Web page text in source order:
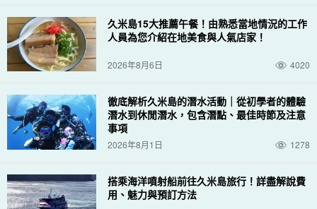
久米島15大推薦午餐！由熟悉當地情況的工作
人員為您介紹在地美食與人氣店家！
2026年8月6日 4020
徹底解析久米島的潛水活動｜從初學者的體驗
潛水到休閒潛水，包含潛點、最佳時節及注意
事項
2026年8月1日 1278
搭乘海洋噴射船前往久米島旅行！詳盡解說費
用、魅力與預訂方法